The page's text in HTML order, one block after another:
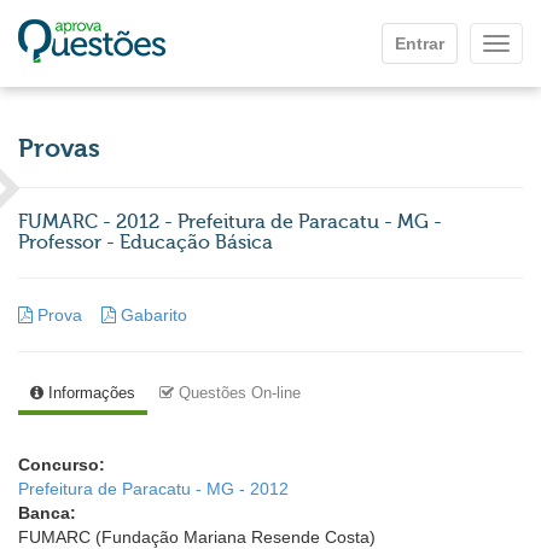
Entrar
Provas
FUMARC - 2012 - Prefeitura de Paracatu - MG -
Professor - Educação Básica
Prova Gabarito
Informações Questões On-line
Concurso:
Prefeitura de Paracatu - MG - 2012
Banca:
FUMARC (Fundação Mariana Resende Costa)